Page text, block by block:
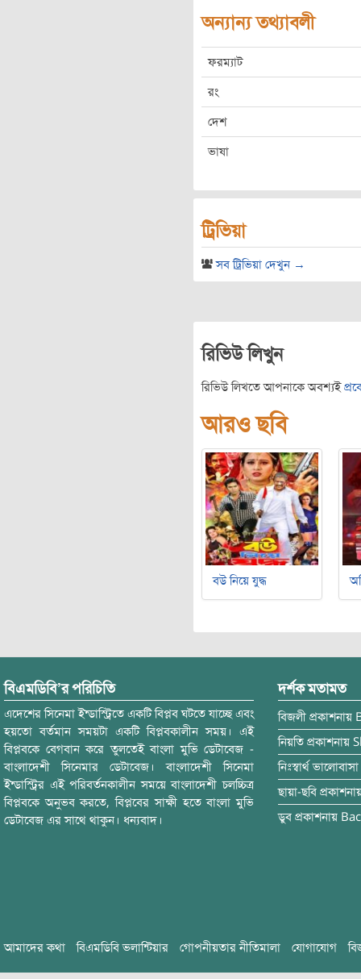
অন্যান্য তথ্যাবলী
ফরম্যাট
রং
দেশ
ভাষা
ট্রিভিয়া
সব ট্রিভিয়া দেখুন →
রিভিউ লিখুন
রিভিউ লিখতে আপনাকে অবশ্যই
আরও ছবি
বউ নিয়ে যুদ্ধ
বিএমডিবি’র পরিচিতি
এদেশের সিনেমা ইন্ডাস্ট্রিতে একটি বিপ্লব ঘটতে যাচ্ছে এবং
হয়তো বর্তমান সময়টা একটি বিপ্লবকালীন সময়। এই
বিপ্লবকে বেগবান করে তুলতেই বাংলা মুভি ডেটাবেজ -
বাংলাদেশী সিনেমার ডেটাবেজ। বাংলাদেশী সিনেমা
ইন্ডাস্ট্রির এই পরিবর্তনকালীন সময়ে বাংলাদেশী চলচ্চিত্র
বিপ্লবকে অনুভব করতে, বিপ্লবের সাক্ষী হতে বাংলা মুভি
ডেটাবেজ এর সাথে থাকুন। ধন্যবাদ।
দর্শক মতামত
বিজলী প্রকাশনায়
নিয়তি প্রকাশনায়
নিঃস্বার্থ ভালোবাসা
ছায়া-ছবি
ডুব প্রকাশনায়
আমাদের কথা বিএমডিবি ভলান্টিয়ার গোপনীয়তার নীতিমালা যোগাযোগ